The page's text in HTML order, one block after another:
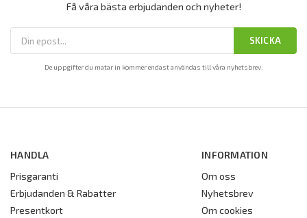
Få våra bästa erbjudanden och nyheter!
SKICKA
De uppgifter du matar in kommer endast användas till våra nyhetsbrev.
HANDLA
Prisgaranti
Erbjudanden & Rabatter
Presentkort
INFORMATION
Om oss
Nyhetsbrev
Om cookies